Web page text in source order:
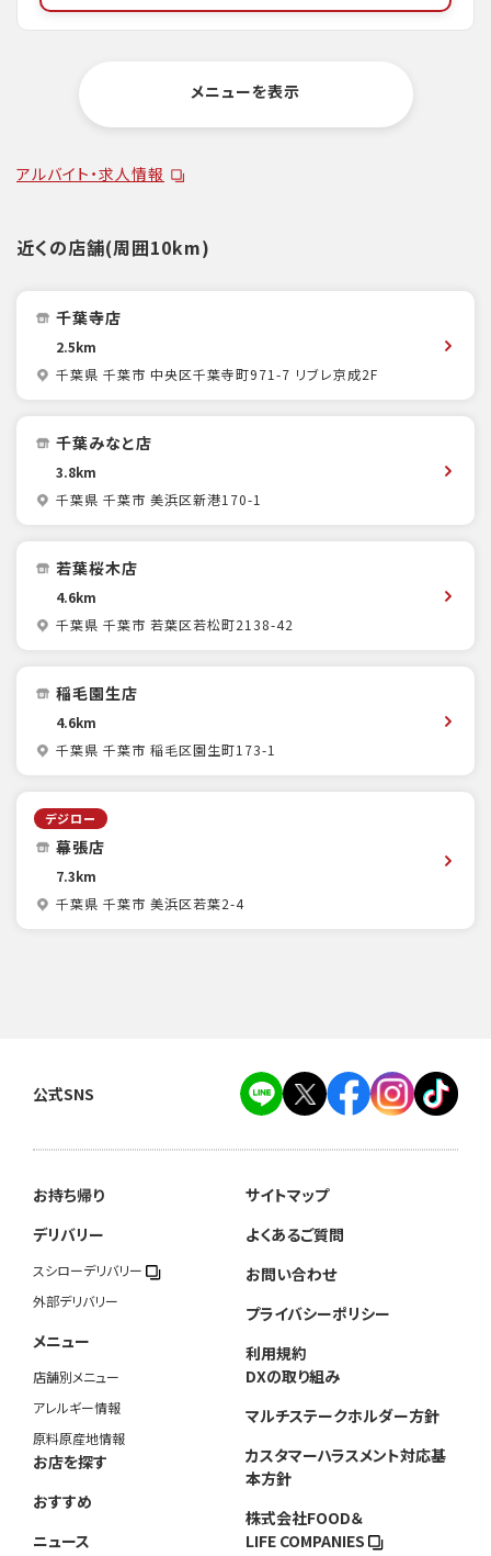
メニューを表示
アルバイト・求人情報
近くの店舗(周囲10km)
千葉寺店
2.5km
千葉県 千葉市 中央区千葉寺町971-7 リブレ京成2F
千葉みなと店
3.8km
千葉県 千葉市 美浜区新港170-1
若葉桜木店
4.6km
千葉県 千葉市 若葉区若松町2138-42
稲毛園生店
4.6km
千葉県 千葉市 稲毛区園生町173-1
デジロー
幕張店
7.3km
千葉県 千葉市 美浜区若葉2-4
公式SNS
お持ち帰り
デリバリー
スシローデリバリー
外部デリバリー
メニュー
店舗別メニュー
アレルギー情報
原料原産地情報
お店を探す
おすすめ
ニュース
サイトマップ
よくあるご質問
お問い合わせ
プライバシーポリシー
利用規約
DXの取り組み
マルチステークホルダー方針
カスタマーハラスメント対応基
本方針
株式会社FOOD＆
LIFE COMPANIES